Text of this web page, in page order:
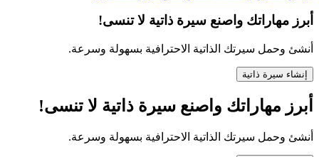
أبرز مهاراتك واصنع سيرة ذاتية لا تنسى!
أنشئ وحمل سيرتك الذاتية الاحترافية بسهولة وسرعة.
إنشاء سيرة ذاتية
أبرز مهاراتك واصنع سيرة ذاتية لا تنسى!
أنشئ وحمل سيرتك الذاتية الاحترافية بسهولة وسرعة.